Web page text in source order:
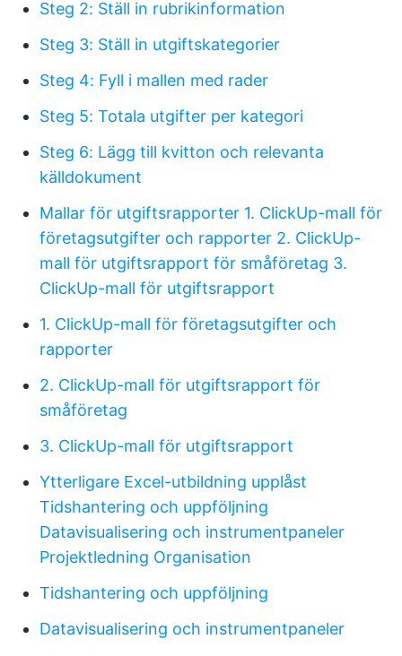
Steg 2: Ställ in rubrikinformation
Steg 3: Ställ in utgiftskategorier
Steg 4: Fyll i mallen med rader
Steg 5: Totala utgifter per kategori
Steg 6: Lägg till kvitton och relevanta
källdokument
Mallar för utgiftsrapporter 1. ClickUp-mall för
företagsutgifter och rapporter 2. ClickUp-
mall för utgiftsrapport för småföretag 3.
ClickUp-mall för utgiftsrapport
1. ClickUp-mall för företagsutgifter och
rapporter
2. ClickUp-mall för utgiftsrapport för
småföretag
3. ClickUp-mall för utgiftsrapport
Ytterligare Excel-utbildning upplåst
Tidshantering och uppföljning
Datavisualisering och instrumentpaneler
Projektledning Organisation
Tidshantering och uppföljning
Datavisualisering och instrumentpaneler